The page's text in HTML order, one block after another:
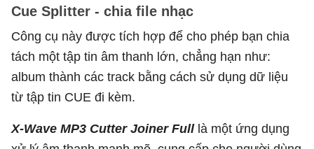
Cue Splitter - chia file nhạc
Công cụ này được tích hợp để cho phép bạn chia
tách một tập tin âm thanh lớn, chẳng hạn như:
album thành các track bằng cách sử dụng dữ liệu
từ tập tin CUE đi kèm.
X-Wave MP3 Cutter Joiner Fulllà một ứng dụng